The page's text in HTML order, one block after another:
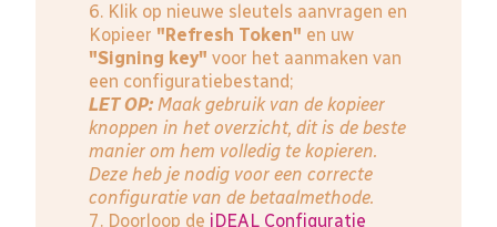
6. Klik op nieuwe sleutels aanvragen en
Kopieer "Refresh Token" en uw
"Signing key" voor het aanmaken van
een configuratiebestand;
LET OP: Maak gebruik van de kopieer
knoppen in het overzicht, dit is de beste
manier om hem volledig te kopieren.
Deze heb je nodig voor een correcte
configuratie van de betaalmethode.
7. Doorloop de iDEAL Configuratie